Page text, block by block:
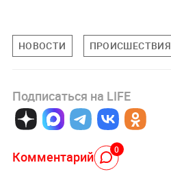
НОВОСТИ ПРОИСШЕСТВИЯ
Подписаться на LIFE
Комментарий 0